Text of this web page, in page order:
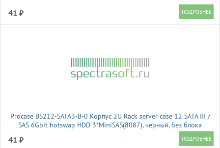
41 ₽
Procase BS212-SATA3-B-0 Корпус 2U Rack server case 12 SATA III /
SAS 6Gbit hotswap HDD 3*MiniSAS(8087), черный, без блока
питания, глубина 650мм, MB 12"x13"
41 ₽